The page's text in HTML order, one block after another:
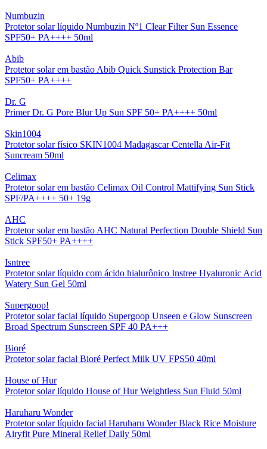
Numbuzin
Protetor solar líquido Numbuzin Nº1 Clear Filter Sun Essence
SPF50+ PA++++ 50ml
Abib
Protetor solar em bastão Abib Quick Sunstick Protection Bar
SPF50+ PA++++
Dr. G
Primer Dr. G Pore Blur Up Sun SPF 50+ PA++++ 50ml
Skin1004
Protetor solar físico SKIN1004 Madagascar Centella Air-Fit
Suncream 50ml
Celimax
Protetor solar em bastão Celimax Oil Control Mattifying Sun Stick
SPF/PA++++ 50+ 19g
AHC
Protetor solar em bastão AHC Natural Perfection Double Shield Sun
Stick SPF50+ PA++++
Isntree
Protetor solar líquido com ácido hialurônico Instree Hyaluronic Acid
Watery Sun Gel 50ml
Supergoop!
Protetor solar facial líquido Supergoop Unseen e Glow Sunscreen
Broad Spectrum Sunscreen SPF 40 PA+++
Bioré
Protetor solar facial Bioré Perfect Milk UV FPS50 40ml
House of Hur
Protetor solar líquido House of Hur Weightless Sun Fluid 50ml
Haruharu Wonder
Protetor solar líquido facial Haruharu Wonder Black Rice Moisture
Airyfit Pure Mineral Relief Daily 50ml